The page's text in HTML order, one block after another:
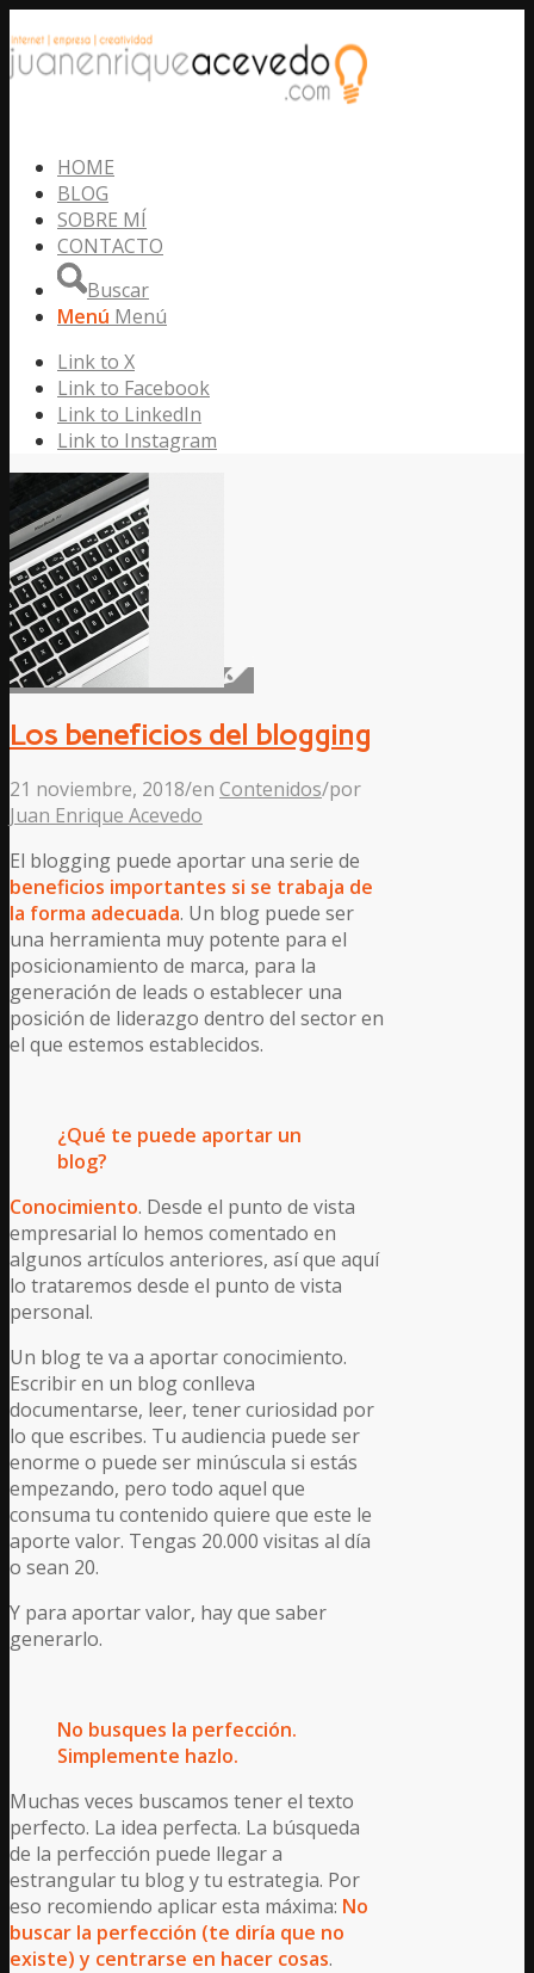
HOME
BLOG
SOBRE MÍ
CONTACTO
Buscar
Menú Menú
Link to X
Link to Facebook
Link to LinkedIn
Link to Instagram
Los beneficios del blogging
21 noviembre, 2018/en Contenidos/por
Juan Enrique Acevedo
El blogging puede aportar una serie de
beneficios importantes si se trabaja de
la forma adecuada. Un blog puede ser
una herramienta muy potente para el
posicionamiento de marca, para la
generación de leads o establecer una
posición de liderazgo dentro del sector en
el que estemos establecidos.
¿Qué te puede aportar un
blog?
Conocimiento. Desde el punto de vista
empresarial lo hemos comentado en
algunos artículos anteriores, así que aquí
lo trataremos desde el punto de vista
personal.
Un blog te va a aportar conocimiento.
Escribir en un blog conlleva
documentarse, leer, tener curiosidad por
lo que escribes. Tu audiencia puede ser
enorme o puede ser minúscula si estás
empezando, pero todo aquel que
consuma tu contenido quiere que este le
aporte valor. Tengas 20.000 visitas al día
o sean 20.
Y para aportar valor, hay que saber
generarlo.
No busques la perfección.
Simplemente hazlo.
Muchas veces buscamos tener el texto
perfecto. La idea perfecta. La búsqueda
de la perfección puede llegar a
estrangular tu blog y tu estrategia. Por
eso recomiendo aplicar esta máxima: No
buscar la perfección (te diría que no
existe) y centrarse en hacer cosas.